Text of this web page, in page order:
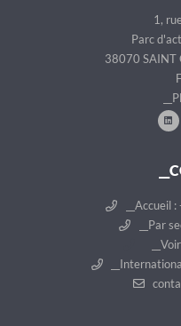
1,
Parc
38070 SAINT
__Par